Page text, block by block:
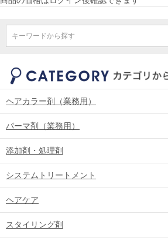
キーワードから探す
ヘアカラー剤（業務用）
パーマ剤（業務用）
添加剤・処理剤
システムトリートメント
ヘアケア
スタイリング剤